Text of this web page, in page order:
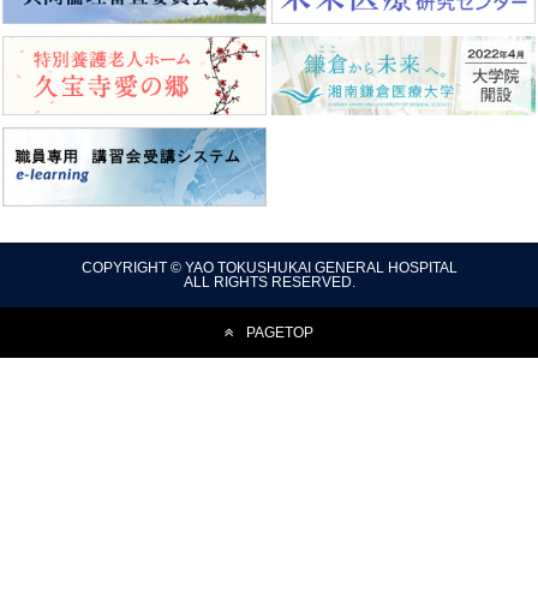
COPYRIGHT © YAO TOKUSHUKAI GENERAL HOSPITAL
ALL RIGHTS RESERVED.
PAGETOP